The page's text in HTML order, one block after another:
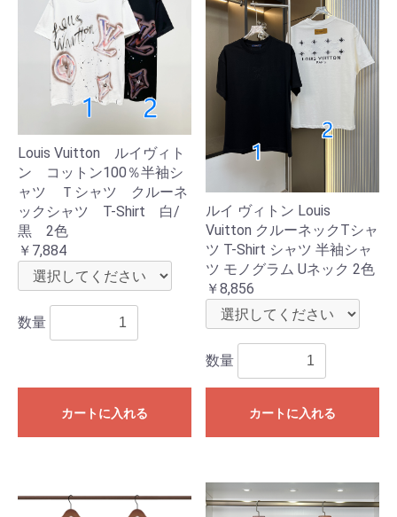
Louis Vuitton ルイヴィト
ン コットン100％半袖シ
ャツ Ｔシャツ クルーネ
ックシャツ T-Shirt 白/
黒 2色
￥7,884
数量
カートに入れる
ルイ ヴィトン Louis
Vuitton クルーネックTシャ
ツ T-Shirt シャツ 半袖シャ
ツ モノグラム Uネック 2色
￥8,856
数量
カートに入れる